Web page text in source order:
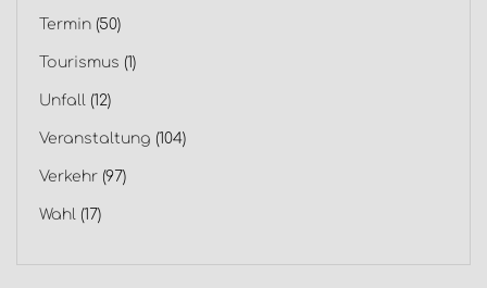
Termin (50)
Tourismus (1)
Unfall (12)
Veranstaltung (104)
Verkehr (97)
Wahl (17)